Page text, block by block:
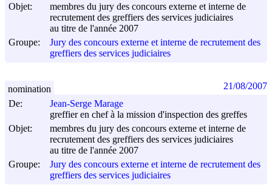
Objet:
membres du jury des concours externe et interne de
recrutement des greffiers des services judiciaires
au titre de l'année 2007
Groupe:
Jury des concours externe et interne de recrutement des
greffiers des services judiciaires
De:
Jean-Serge Marage
greffier en chef à la mission d'inspection des greffes
Objet:
membres du jury des concours externe et interne de
recrutement des greffiers des services judiciaires
au titre de l'année 2007
Groupe:
Jury des concours externe et interne de recrutement des
greffiers des services judiciaires
nomination 21/08/2007